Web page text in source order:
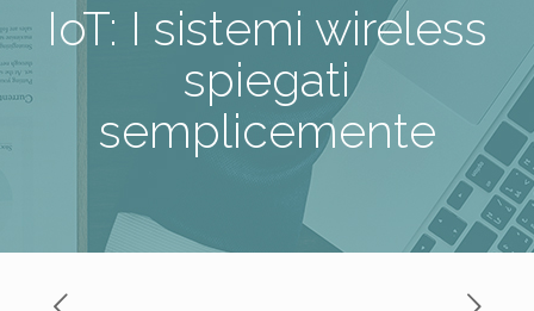
IoT: I sistemi wireless
spiegati
semplicemente